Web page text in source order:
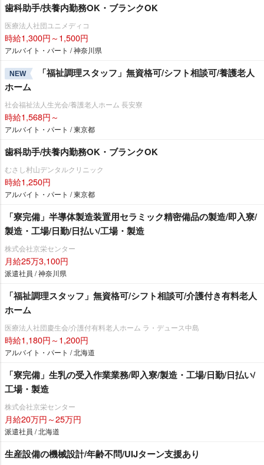
歯科助手/扶養内勤務OK・ブランクOK
医療法人社団ユニメディコ
時給1,300円～1,500円
アルバイト・パート / 神奈川県
NEW
「福祉調理スタッフ」無資格可/シフト相談可/養護老人
ホーム
社会福祉法人生光会/養護老人ホーム 長安寮
時給1,568円～
アルバイト・パート / 東京都
歯科助手/扶養内勤務OK・ブランクOK
むさし村山デンタルクリニック
時給1,250円
アルバイト・パート / 東京都
「寮完備」半導体製造装置用セラミック精密備品の製造/即入寮/
製造・工場/日勤/日払い/工場・製造
株式会社京栄センター
月給25万3,100円
派遣社員 / 神奈川県
「福祉調理スタッフ」無資格可/シフト相談可/介護付き有料老人
ホーム
医療法人社団慶生会/介護付有料老人ホーム ラ・デュース中島
時給1,180円～1,200円
アルバイト・パート / 北海道
「寮完備」生乳の受入作業業務/即入寮/製造・工場/日勤/日払い/
工場・製造
株式会社京栄センター
月給20万円～25万円
派遣社員 / 北海道
生産設備の機械設計/年齢不問/UIJターン支援あり